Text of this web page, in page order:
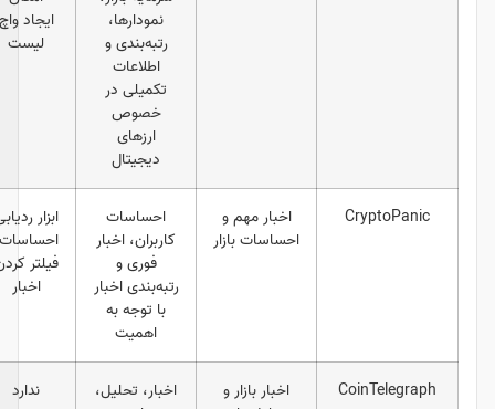
ایجاد واچ
لیست
و هولدرها
اخبار مهم و
احساسات
کاربران، اخبار
ابزار ردیابی
احساسات،
فیلتر کردن
اخبار
تحلیلگران و
سرمایه‌گذاران
اخبار بازار و
اخبار، تحلیل،
ندارد
فعلان عمومی